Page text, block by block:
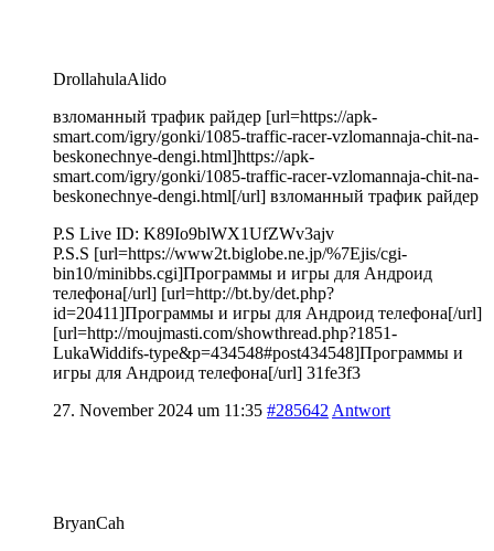
DrollahulaAlido
взломанный трафик райдер [url=https://apk-
smart.com/igry/gonki/1085-traffic-racer-vzlomannaja-chit-na-
beskonechnye-dengi.html]https://apk-
smart.com/igry/gonki/1085-traffic-racer-vzlomannaja-chit-na-
beskonechnye-dengi.html[/url] взломанный трафик райдер
P.S Live ID: K89Io9blWX1UfZWv3ajv
P.S.S [url=https://www2t.biglobe.ne.jp/%7Ejis/cgi-
bin10/minibbs.cgi]Программы и игры для Андроид
телефона[/url] [url=http://bt.by/det.php?
id=20411]Программы и игры для Андроид телефона[/url]
[url=http://moujmasti.com/showthread.php?1851-
LukaWiddifs-type&p=434548#post434548]Программы и
игры для Андроид телефона[/url] 31fe3f3
27. November 2024 um 11:35 #285642 Antwort
BryanCah